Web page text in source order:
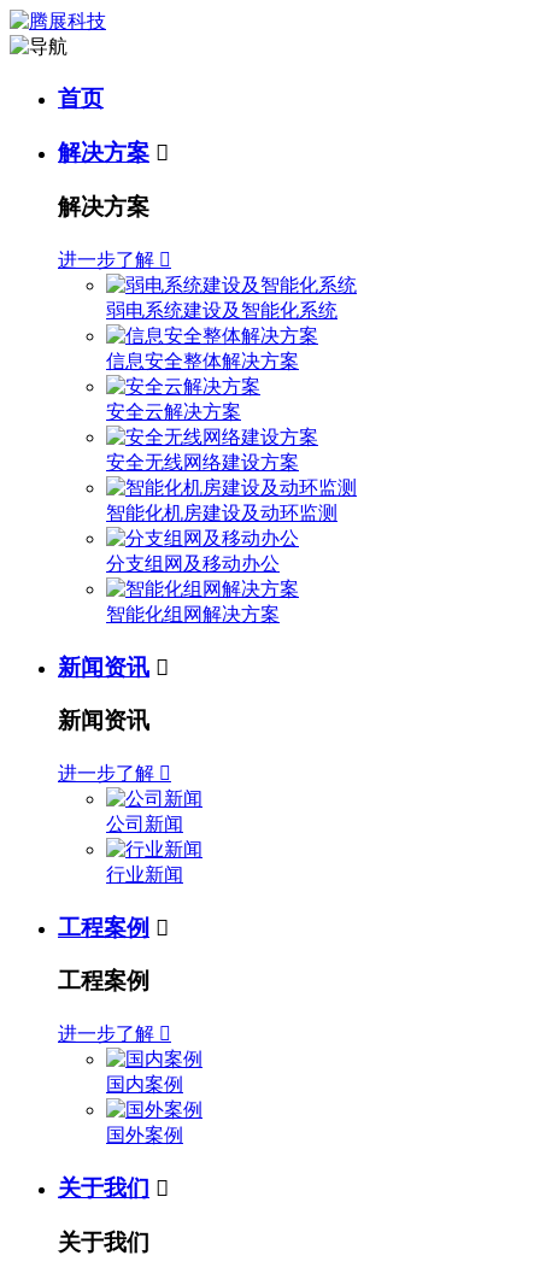
首页
解决方案 
解决方案
进一步了解 
弱电系统建设及智能化系统
信息安全整体解决方案
安全云解决方案
安全无线网络建设方案
智能化机房建设及动环监测
分支组网及移动办公
智能化组网解决方案
新闻资讯 
新闻资讯
进一步了解 
公司新闻
行业新闻
工程案例 
工程案例
进一步了解 
国内案例
国外案例
关于我们 
关于我们